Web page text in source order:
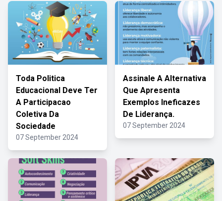
Toda Politica
Educacional Deve Ter
A Participacao
Coletiva Da
Sociedade
07 September 2024
Assinale A Alternativa
Que Apresenta
Exemplos Ineficazes
De Liderança.
07 September 2024